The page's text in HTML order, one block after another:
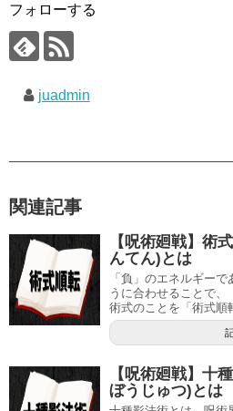
フォローする
juadmin
関連記事
【呪術廻戦】術
んてん)とは
「負」のエネルギー
うに合わせることで、
術式のことを「術式順
【呪術廻戦】十
ぼうじゅつ)とは